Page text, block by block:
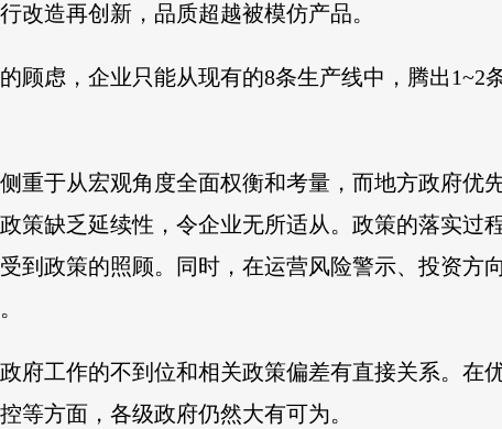
改造再创新，品质超越被模仿产品。
顾虑，企业只能从现有的8条生产线中，腾出1~2
重于从宏观角度全面权衡和考量，而地方政府优
策缺乏延续性，令企业无所适从。政策的落实过
到政策的照顾。同时，在运营风险警示、投资方
府工作的不到位和相关政策偏差有直接关系。在
等方面，各级政府仍然大有可为。